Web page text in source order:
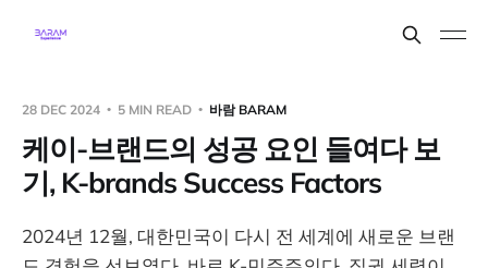
28 DEC 2024 5 MIN READ 바람 BARAM
케이-브랜드의 성공 요인 들여다 보
기, K-brands Success Factors
2024년 12월, 대한민국이 다시 전 세계에 새로운 브랜